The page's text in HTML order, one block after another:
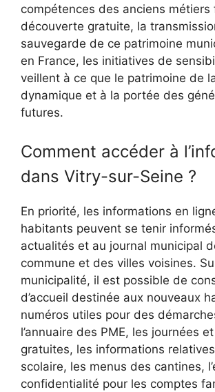
compétences des anciens métiers
découverte gratuite, la
sauvegarde de ce patrimoine
en France, les initiatives de
veillent à ce que le patrimoine de
dynamique et à la portée des
futures.
Comment accéder à
dans Vitry-sur-Seine ?
En priorité, les informations en
habitants peuvent se tenir
actualités et au journal municipal
commune et des villes voisines.
municipalité, il est possible de
d’accueil destinée aux nouveaux
numéros utiles pour des
l’annuaire des PME, les journées
gratuites, les informations
scolaire, les menus des cantines,
confidentialité pour les comptes